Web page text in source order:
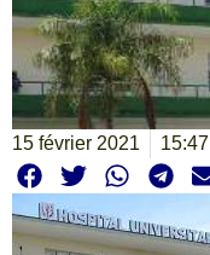
15 février 2021 15:47